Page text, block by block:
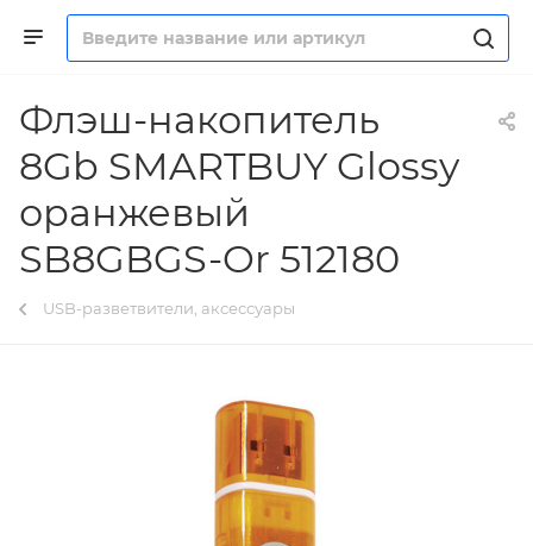
Флэш-накопитель
8Gb SMARTBUY Glossy
оранжевый
SB8GBGS-Or 512180
USB-разветвители, аксессуары